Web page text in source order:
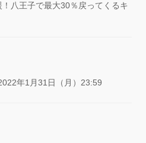
八王子で最大30％戻ってくるキ
年1月31日（月）23:59